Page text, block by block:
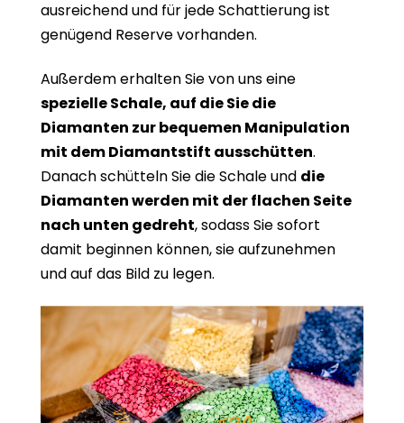
ausreichend und für jede Schattierung ist
genügend Reserve vorhanden.
Außerdem erhalten Sie von uns eine
spezielle Schale, auf die Sie die
Diamanten zur bequemen Manipulation
mit dem Diamantstift ausschütten.
Danach schütteln Sie die Schale und die
Diamanten werden mit der flachen Seite
nach unten gedreht, sodass Sie sofort
damit beginnen können, sie aufzunehmen
und auf das Bild zu legen.